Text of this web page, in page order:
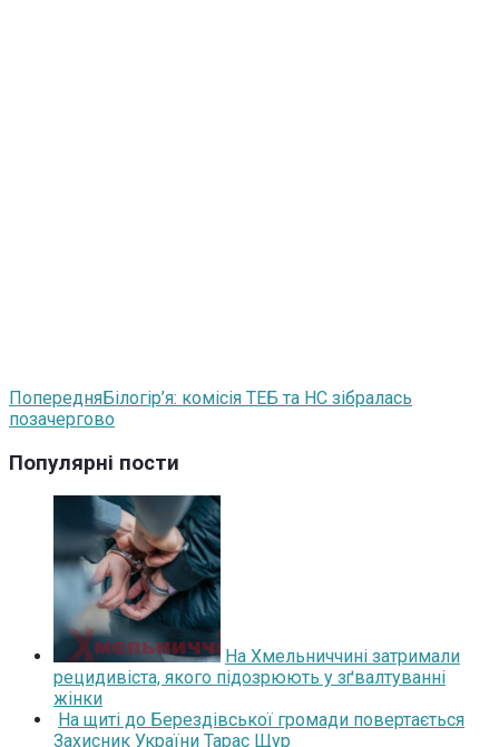
ПопередняБілогір’я: комісія ТЕБ та НС зібралась
позачергово
Популярні пости
На Хмельниччині затримали
рецидивіста, якого підозрюють у зґвалтуванні
жінки
На щиті до Берездівської громади повертається
Захисник України Тарас Щур